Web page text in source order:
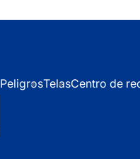
PeligrosTelasCentro de